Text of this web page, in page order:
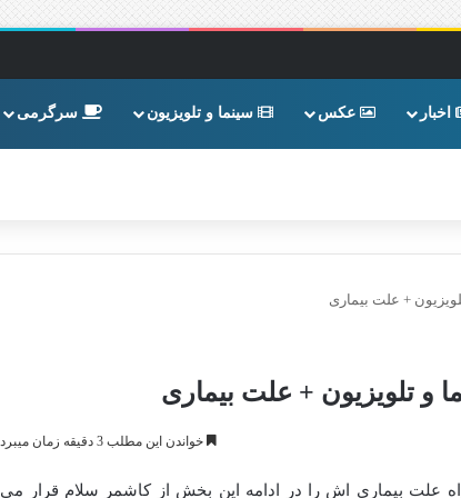
اخبار عکس سینما و تلویزیون سرگرمی
+ علت بیماری
تلویزیون + علت بیماری
خواندن این مطلب 3 دقیقه زمان میبرد
علت بیماری اش را در ادامه این بخش از کاشمر سلام قرار می